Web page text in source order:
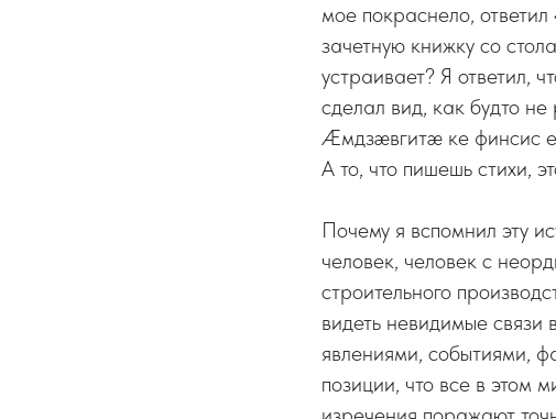
мое покраснело,
зачетную книжку со
устраивает? Я ответил,
сделал вид, как будто
Æмдзæвгитæ ке финсис е
А то, что пишешь стихи,
Почему я вспомнил эту
человек, человек с
строительного
видеть невидимые
явлениями, событиями,
позиции, что все в этом